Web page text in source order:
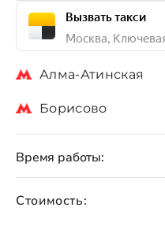
Стоимость:
Время работы:
Вызвать такси
Москва,
Алма-Атинская
Борисово